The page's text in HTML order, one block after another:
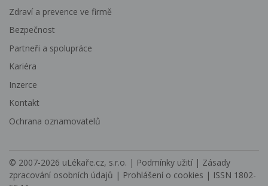
Zdraví a prevence ve firmě
Bezpečnost
Partneři a spolupráce
Kariéra
Inzerce
Kontakt
Ochrana oznamovatelů
© 2007-2026 uLékaře.cz, s.r.o. | Podmínky užití | Zásady
zpracování osobních údajů | Prohlášení o cookies | ISSN 1802-